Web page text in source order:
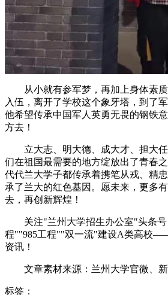
从小就有参军梦，再加上身体素
入伍，离开了学校这个象牙塔，到了
他希望传承中国军人英勇无畏的钢铁
方去！
立大志、明大德、成大才、担大
们在祖国最需要的地方绽放出了青春
代代兰大学子都传承着携笔从戎、精
承了兰大的红色基因。愿未来，更多
去，再创新辉煌！
关注"兰州大学招生办公室"头条
程""985工程""双一流"建设A类高校
资讯！
文章素材来源：兰州大学官微、
标签：